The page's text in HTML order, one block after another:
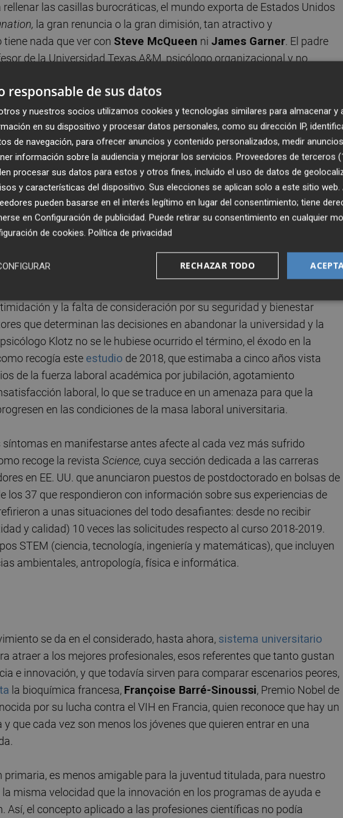
las casillas burocráticas, el mundo exporta de Estados Unidos
la gran renuncia o la gran dimisión, tan atractivo y
nada que ver con Steve McQueen ni James Garner. El padre
de la Universidad Texas A&M, psicólogo organizacional y no
le piden predecir las
de vacantes por el abandono masivo de trabajadores de sus puestos
promete alargarse.
revistas científicas en absorber nuevos patrones no iba a desperdiciar
esto es, sobre todo, la universidad. Haciéndose eco de los testimonios
que han renunciado a la vida académica por la industria a
Nature confirma que la educación superior tampoco puede escapar a
no solo puntúa el conocido y escocidoburnout, elagotamiento
de las personas que trabajan la ciencia.
y la falta de consideración por su seguridad y bienestar
que determinan las decisiones en abandonar la universidad y la
Klotz no se le hubiese ocurrido el término, el éxodo en la
recogía este estudio de 2018, que estimaba a cinco años vista
de la fuerza laboral académica por jubilación, agotamiento
laboral, lo que se traduce en un amenaza para que la
en las condiciones de la masa laboral universitaria.
síntomas en manifestarse antes afecte al cada vez más sufrido
recoge la revista Science, cuya sección dedicada a las carreras
en EE. UU. que anunciaron puestos de postdoctorado en bolsas de
los 37 que respondieron con información sobre sus experiencias de
a unas situaciones del todo desafiantes: desde no recibir
y calidad) 10 veces las solicitudes respecto al curso 2018-2019.
STEM (ciencia, tecnología, ingeniería y matemáticas), que incluyen
ambientales, antropología, física e informática.
se da en el considerado, hasta ahora, sistema universitario
atraer a los mejores profesionales, esos referentes que tanto gustan
e innovación, y que todavía sirven para comparar escenarios peores,
la bioquímica francesa, Françoise Barré-Sinoussi, Premio Nobel de
por su lucha contra el VIH en Francia, quien reconoce que hay un
que cada vez son menos los jóvenes que quieren entrar en una
es menos amigable para la juventud titulada, para nuestro
misma velocidad que la innovación en los programas de ayuda e
Así, el concepto aplicado a las profesiones científicas no podía
responsable de sus datos
y nuestros socios utilizamos cookies y tecnologías similares para almacenar y
en su dispositivo y procesar datos personales, como su dirección IP,
de navegación, para ofrecer anuncios y contenido personalizados, medir
información sobre la audiencia y mejorar los servicios. Proveedores de terceros
procesar sus datos para estos y otros fines, incluido el uso de datos de
y características del dispositivo. Sus elecciones se aplican solo a este sitio web.
pueden basarse en el interés legítimo en lugar del consentimiento; tiene
en Configuración de publicidad. Puede retirar su consentimiento en cualquier
de cookies. Política de privacidad
RECHAZAR TODO